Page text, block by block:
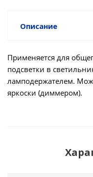
Описание
Применяется для
подсветки в
ламподержателем.
яркоски (диммером).